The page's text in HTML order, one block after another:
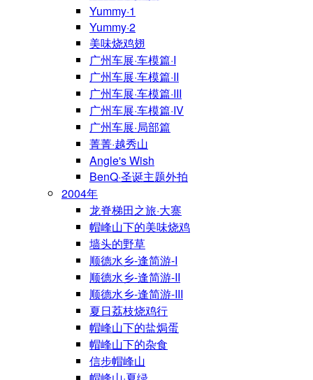
Yummy·1
Yummy·2
美味烧鸡翅
广州车展·车模篇·I
广州车展·车模篇·II
广州车展·车模篇·III
广州车展·车模篇·IV
广州车展·局部篇
菁菁·越秀山
Angle's Wish
BenQ·圣诞主题外拍
2004年
龙脊梯田之旅·大寨
帽峰山下的美味烧鸡
墙头的野草
顺德水乡-逢简游-I
顺德水乡-逢简游-II
顺德水乡-逢简游-III
夏日荔枝烧鸡行
帽峰山下的盐焗蛋
帽峰山下的杂食
信步帽峰山